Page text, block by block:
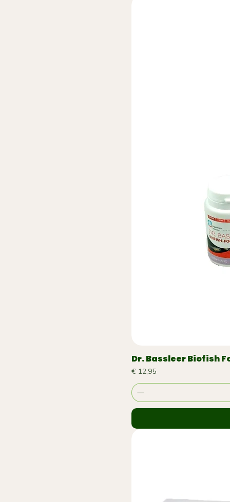
Dr. Bassleer Biofish
Prijs
€ 12,95